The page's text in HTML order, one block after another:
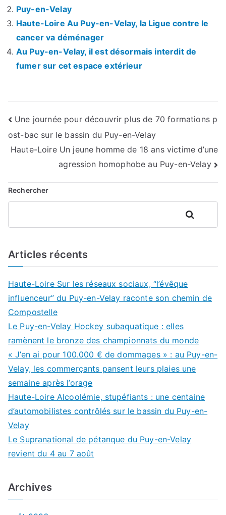
Puy-en-Velay
Haute-Loire Au Puy-en-Velay, la Ligue contre le
cancer va déménager
Au Puy-en-Velay, il est désormais interdit de
fumer sur cet espace extérieur
Navigation
de
l’article
Une journée pour découvrir plus de 70 formations p
ost-bac sur le bassin du Puy-en-Velay
Haute-Loire Un jeune homme de 18 ans victime d’une
agression homophobe au Puy-en-Velay
Rechercher
Rechercher
Articles récents
Haute-Loire Sur les réseaux sociaux, “l’évêque
influenceur” du Puy-en-Velay raconte son chemin de
Compostelle
Le Puy-en-Velay Hockey subaquatique : elles
ramènent le bronze des championnats du monde
« J’en ai pour 100.000 € de dommages » : au Puy-en-
Velay, les commerçants pansent leurs plaies une
semaine après l’orage
Haute-Loire Alcoolémie, stupéfiants : une centaine
d’automobilistes contrôlés sur le bassin du Puy-en-
Velay
Le Supranational de pétanque du Puy-en-Velay
revient du 4 au 7 août
Archives